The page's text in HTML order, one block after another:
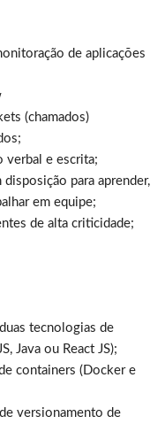
de aplicações
(chamados)
verbal e escrita;
para aprender,
em equipe;
de alta criticidade;
tecnologias de
Java ou React JS);
containers (Docker e
versionamento de